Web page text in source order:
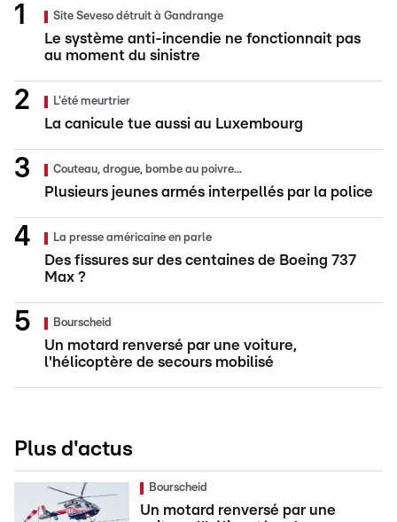
Site Seveso détruit à Gandrange
Le système anti-incendie ne fonctionnait pas
au moment du sinistre
L'été meurtrier
La canicule tue aussi au Luxembourg
Couteau, drogue, bombe au poivre...
Plusieurs jeunes armés interpellés par la police
La presse américaine en parle
Des fissures sur des centaines de Boeing 737
Max ?
Bourscheid
Un motard renversé par une voiture,
l'hélicoptère de secours mobilisé
Plus d'actus
Bourscheid
Un motard renversé par une